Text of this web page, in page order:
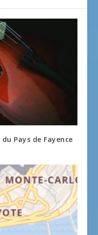
Pays de Fayence